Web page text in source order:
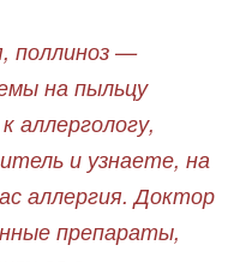
поллиноз —
на пыльцу
аллергологу,
и узнаете, на
аллергия. Доктор
препараты,